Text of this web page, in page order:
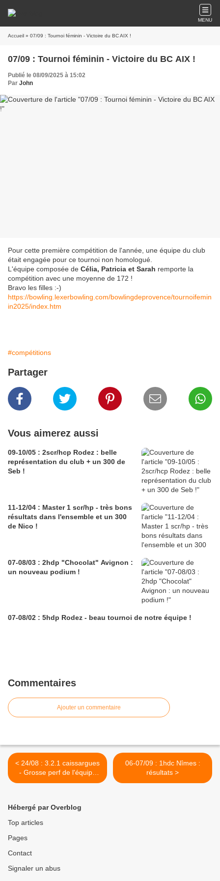
MENU
Accueil » 07/09 : Tournoi féminin - Victoire du BC AIX !
07/09 : Tournoi féminin - Victoire du BC AIX !
Publié le 08/09/2025 à 15:02
Par John
Pour cette première compétition de l'année, une équipe du club
était engagée pour ce tournoi non homologué.
L'équipe composée de Célia, Patricia et Sarah remporte la
compétition avec une moyenne de 172 !
Bravo les filles :-)
https://bowling.lexerbowling.com/bowlingdeprovence/tournoifemin
in2025/index.htm
#compétitions
Partager
Vous aimerez aussi
09-10/05 : 2scr/hcp Rodez : belle
représentation du club + un 300 de
Seb !
11-12/04 : Master 1 scr/hp - très bons
résultats dans l'ensemble et un 300
de Nico !
07-08/03 : 2hdp "Chocolat" Avignon :
un nouveau podium !
07-08/02 : 5hdp Rodez - beau tournoi de notre équipe !
Commentaires
Ajouter un commentaire
< 24/08 : 3.2.1 caissargues
- Grosse perf de l'équipe
d'Aix !
06-07/09 : 1hdc Nîmes :
résultats >
Hébergé par Overblog
Top articles
Pages
Contact
Signaler un abus